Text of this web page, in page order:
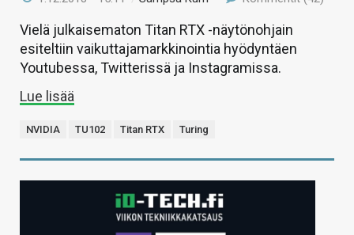
Vielä julkaisematon Titan RTX -näytönohjain
esiteltiin vaikuttajamarkkinointia hyödyntäen
Youtubessa, Twitterissä ja Instagramissa.
Lue lisää
NVIDIA TU102 Titan RTX Turing